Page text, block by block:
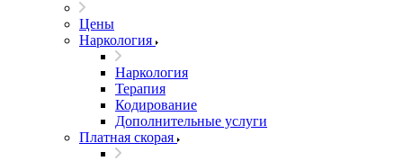
Цены
Наркология
Наркология
Терапия
Кодирование
Дополнительные услуги
Платная скорая